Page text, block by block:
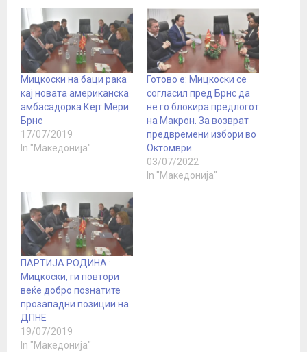
Мицкоски на баци рака
кај новата американска
амбасадорка Кејт Мери
Брнс
17/07/2019
In "Македонија"
Готово е: Мицкоски се
согласил пред Брнс да
не го блокира предлогот
на Макрон. За возврат
предвремени избори во
Октомври
03/07/2022
In "Македонија"
ПАРТИЈА РОДИНА :
Мицкоски, ги повтори
веќе добро познатите
прозападни позиции на
ДПНЕ
19/07/2019
In "Македонија"